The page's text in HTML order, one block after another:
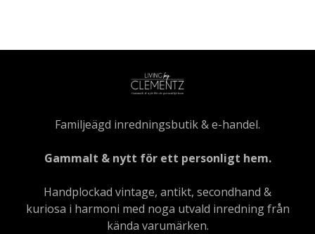
Familjeägd inredningsbutik & e-handel.
Gammalt & nytt för ett personligt hem.
Handplockad vintage, antikt, secondhand &
kuriosa i harmoni med noga utvald inredning från
kända varumärken.